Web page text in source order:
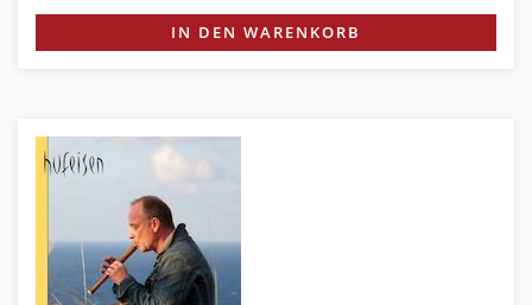
IN DEN WARENKORB